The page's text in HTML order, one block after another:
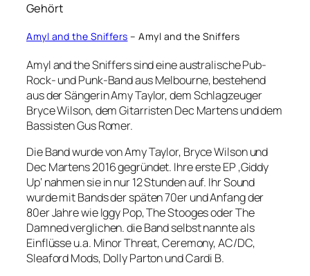
Gehört
Amyl and the Sniffers – Amyl and the Sniffers
Amyl and the Sniffers sind eine australische Pub-
Rock- und Punk-Band aus Melbourne, bestehend
aus der Sängerin Amy Taylor, dem Schlagzeuger
Bryce Wilson, dem Gitarristen Dec Martens und dem
Bassisten Gus Romer.
Die Band wurde von Amy Taylor, Bryce Wilson und
Dec Martens 2016 gegründet. Ihre erste EP ‚Giddy
Up‘ nahmen sie in nur 12 Stunden auf. Ihr Sound
wurde mit Bands der späten 70er und Anfang der
80er Jahre wie Iggy Pop, The Stooges oder The
Damned verglichen. die Band selbst nannte als
Einflüsse u.a. Minor Threat, Ceremony, AC/DC,
Sleaford Mods, Dolly Parton und Cardi B.